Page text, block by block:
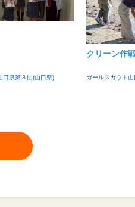
口県第３団(山口県)
クリーン作
ガールスカウト